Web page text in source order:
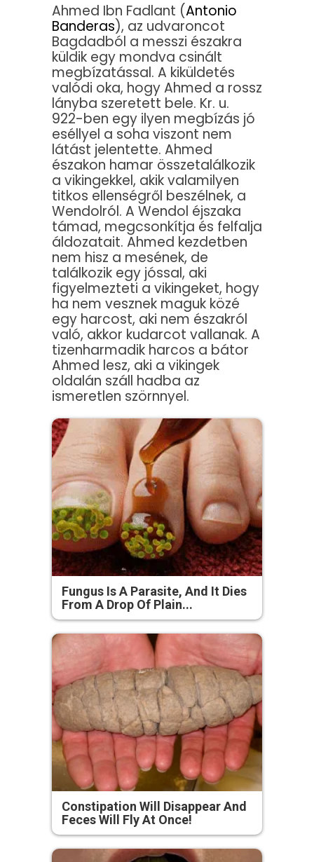
Ahmed Ibn Fadlant (Antonio
Banderas), az udvaroncot
Bagdadból a messzi északra
küldik egy mondva csinált
megbízatással. A kiküldetés
valódi oka, hogy Ahmed a rossz
lányba szeretett bele. Kr. u.
922-ben egy ilyen megbízás jó
eséllyel a soha viszont nem
látást jelentette. Ahmed
északon hamar összetalálkozik
a vikingekkel, akik valamilyen
titkos ellenségről beszélnek, a
Wendolról. A Wendol éjszaka
támad, megcsonkítja és felfalja
áldozatait. Ahmed kezdetben
nem hisz a mesének, de
találkozik egy jóssal, aki
figyelmezteti a vikingeket, hogy
ha nem vesznek maguk közé
egy harcost, aki nem északról
való, akkor kudarcot vallanak. A
tizenharmadik harcos a bátor
Ahmed lesz, aki a vikingek
oldalán száll hadba az
ismeretlen szörnnyel.
Fungus Is A Parasite, And It Dies
From A Drop Of Plain...
Constipation Will Disappear And
Feces Will Fly At Once!